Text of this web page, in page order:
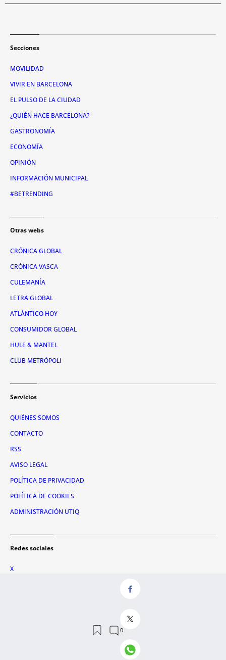
Secciones
MOVILIDAD
VIVIR EN BARCELONA
EL PULSO DE LA CIUDAD
¿QUIÉN HACE BARCELONA?
GASTRONOMÍA
ECONOMÍA
OPINIÓN
INFORMACIÓN MUNICIPAL
#BETRENDING
Otras webs
CRÓNICA GLOBAL
CRÓNICA VASCA
CULEMANÍA
LETRA GLOBAL
ATLÁNTICO HOY
CONSUMIDOR GLOBAL
HULE & MANTEL
CLUB METRÓPOLI
Servicios
QUIÉNES SOMOS
CONTACTO
RSS
AVISO LEGAL
POLÍTICA DE PRIVACIDAD
POLÍTICA DE COOKIES
ADMINISTRACIÓN UTIQ
Redes sociales
X